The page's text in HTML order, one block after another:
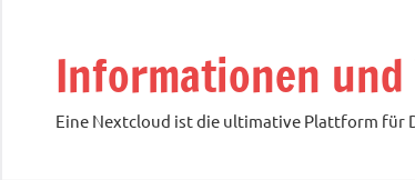
Informationen
Eine Nextcloud ist die ultimative Plattform für